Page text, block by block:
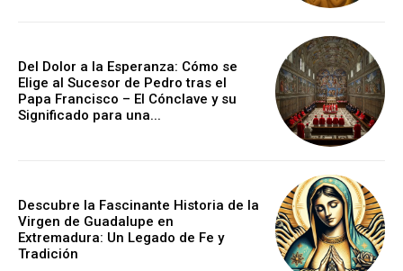
Del Dolor a la Esperanza: Cómo se
Elige al Sucesor de Pedro tras el
Papa Francisco – El Cónclave y su
Significado para una...
Descubre la Fascinante Historia de la
Virgen de Guadalupe en
Extremadura: Un Legado de Fe y
Tradición